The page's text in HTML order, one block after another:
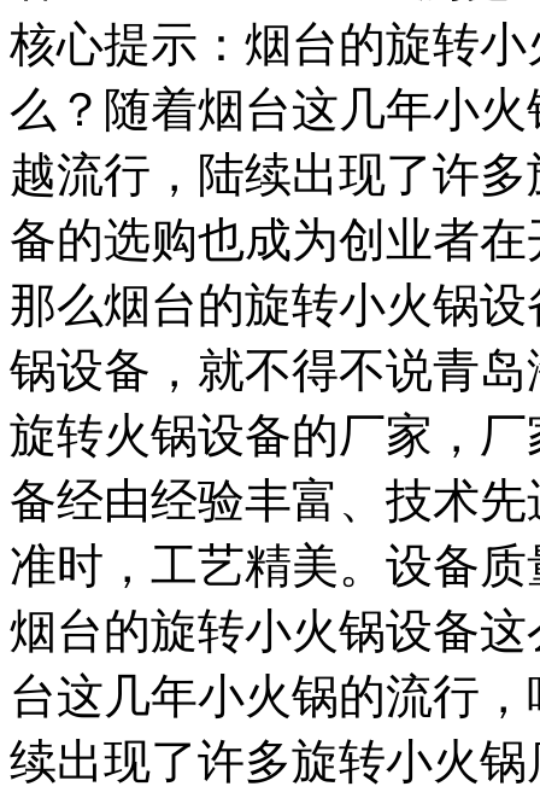
核心提示：烟台的旋转
么？随着烟台这几年小
越流行，陆续出现了许
备的选购也成为创业者
那么烟台的旋转小火锅
锅设备，就不得不说青
旋转火锅设备的厂家，
备经由经验丰富、技术
准时，工艺精美。设备质
烟台的旋转小火锅设备
台这几年小火锅的流行
续出现了许多旋转小火